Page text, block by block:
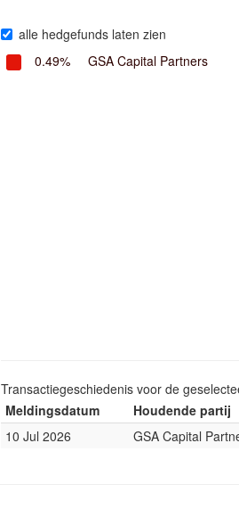
alle hedgefunds laten zien
0.49%
GSA Capital Partners
Transactiegeschiedenis voor de
Meldingsdatum
Houdende partij
10 Jul 2026
GSA Capital